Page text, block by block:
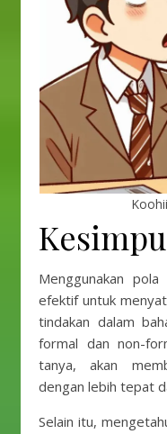
Menggunakan pola
efektif untuk
tindakan dalam
formal dan non-
tanya, akan
dengan lebih tepat
Selain itu,